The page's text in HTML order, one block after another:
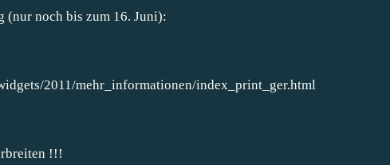
(nur noch bis zum 16. Juni):
2011/mehr_informationen/index_print_ger.html
!!!